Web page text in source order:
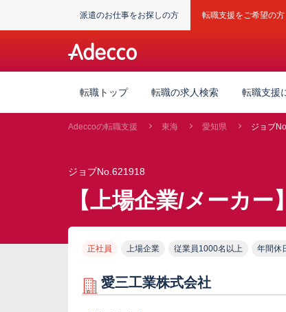
派遣のお仕事をお探しの方 転職支援をご希望の方
転職トップ 転職の求人検索 転職支援
Adeccoの転職支援 東海 愛知県 ジョブ
ジョブNo.621918
【上場企業/メーカー
正社員 上場企業 従業員1000名以上 年間休
愛三工業株式会社